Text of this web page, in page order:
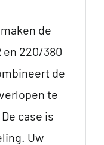
de
en 220/380
de
te
case is
Uw